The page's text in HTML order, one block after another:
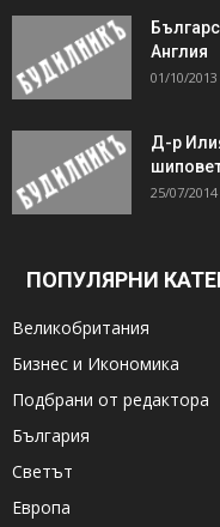
Англия
01/10/2013
Д-р
25/07/2014
ПОПУЛЯРНИ
Великобритания
Бизнес и Икономика
Подбрани от редактора
България
Светът
Европа